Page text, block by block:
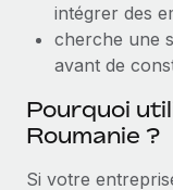
Comment
répartis dans
Phiture, un leader
croissance mobile
En savoir plus
intégrer des
cherche une
avant de
Pourquoi
Roumanie ?
Si votre